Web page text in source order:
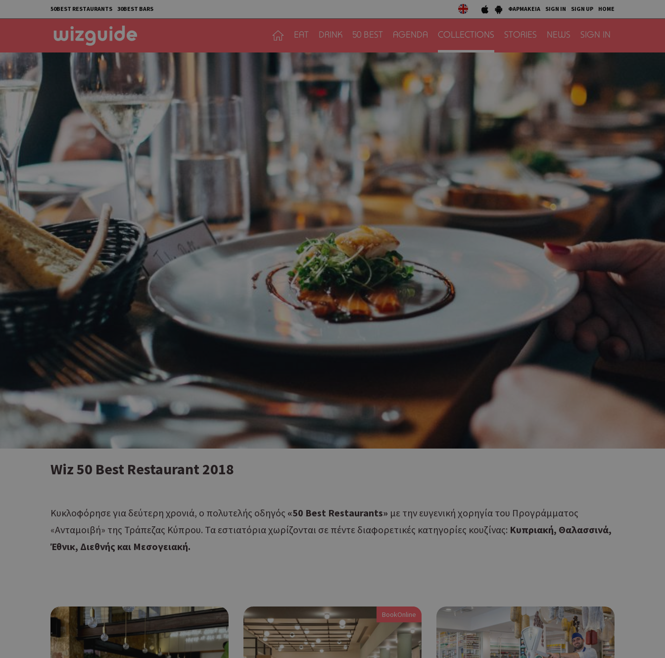
50BEST RESTAURANTS 30BEST BARS ΦΑΡΜΑΚΕΙΑ SIGN IN SIGN UP HOME
EAT DRINK 50 BEST AGENDA COLLECTIONS STORIES NEWS SIGN IN
Wiz 50 Best Restaurant 2018
Κυκλοφόρησε για δεύτερη χρονιά, ο πολυτελής οδηγός «50 Best Restaurants» με την ευγενική χορηγία του Προγράμματος
«Ανταμοιβή» της Τράπεζας Κύπρου. Τα εστιατόρια χωρίζονται σε πέντε διαφορετικές κατηγορίες κουζίνας: Κυπριακή, Θαλασσινά,
Έθνικ, Διεθνής και Μεσογειακή.
BookOnline